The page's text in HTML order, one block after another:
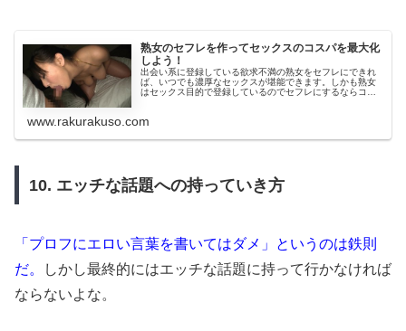
熟女のセフレを作ってセックスのコスパを最大化
しよう！
出会い系に登録している欲求不満の熟女をセフレにできれ
ば、いつでも濃厚なセックスが堪能できます。しかも熟女
はセックス目的で登録しているのでセフレにするならコス
www.rakurakuso.com
10. エッチな話題への持っていき方
「プロフにエロい言葉を書いてはダメ」というのは鉄則
だ。
しかし最終的にはエッチな話題に持って行かなければ
ならないよな。